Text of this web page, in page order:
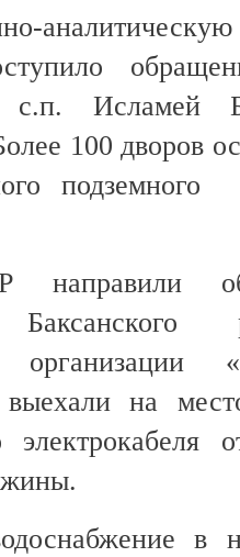
с.п. Исламей
100 дворов
подземного
направили
Баксанского
организации
на
в